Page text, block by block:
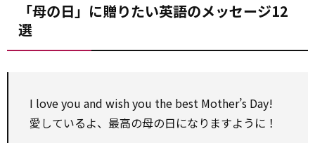
「母の日」に贈りたい英語のメッセージ12
選
I love you and wish you the best Mother’s Day!
愛しているよ、最高の母の日になりますように！